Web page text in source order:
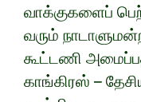
வாக்குகளைப்
வரும்
கூட்டணி
காங்கிரஸ் –